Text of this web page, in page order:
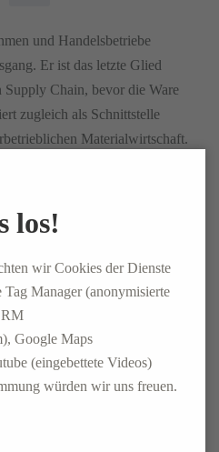
und Handelsbetriebe
Er ist das letzte Glied
Supply Chain, bevor die Ware
zugleich als Schnittstelle
Materialwirtschaft.
los!
wir Cookies der Dienste
Manager (anonymisierte
Google Maps
(eingebettete Videos)
würden wir uns freuen.